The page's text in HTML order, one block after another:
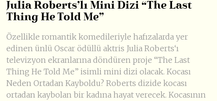
Julia Roberts’lı Mini Dizi “The Last
Thing He Told Me”
Özellikle romantik komedileriyle hafızalarda yer
edinen ünlü Oscar ödüllü aktris Julia Roberts‘ı
televizyon ekranlarına döndüren proje “The Last
Thing He Told Me” isimli mini dizi olacak. Kocası
Neden Ortadan Kayboldu? Roberts dizide kocası
ortadan kaybolan bir kadına hayat verecek. Kocasının